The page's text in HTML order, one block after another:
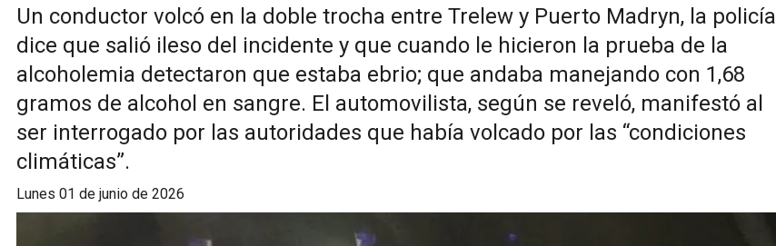
Un conductor volcó en la doble trocha entre Trelew y Puerto Madryn, la policía
dice que salió ileso del incidente y que cuando le hicieron la prueba de la
alcoholemia detectaron que estaba ebrio; que andaba manejando con 1,68
gramos de alcohol en sangre. El automovilista, según se reveló, manifestó al
ser interrogado por las autoridades que había volcado por las “condiciones
climáticas”.
lunes 01 de junio de 2026